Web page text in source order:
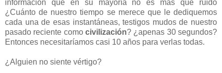
información que en su mayoría no es más que ruido
¿Cuánto de nuestro tiempo se merece que le dediquemos
cada una de esas instantáneas, testigos mudos de nuestro
pasado reciente como civilización? ¿apenas 30 segundos?
Entonces necesitaríamos casi 10 años para verlas todas.
¿Alguien no siente vértigo?